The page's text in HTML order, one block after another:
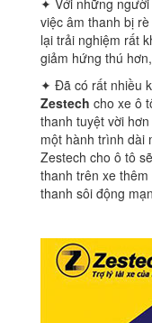
✦ Với những người
việc âm thanh bị
lại trải nghiệm rất
giảm hứng thú
✦ Đã có rất nhiều
Zestech cho xe ô
thanh tuyệt vời
một hành trình dài
Zestech cho ô tô
thanh trên xe
thanh sôi động